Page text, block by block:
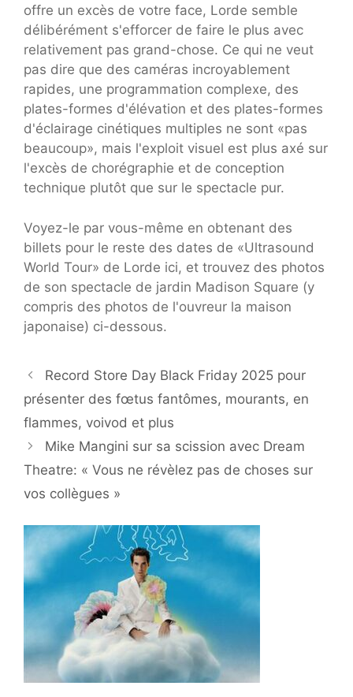
offre un excès de votre face, Lorde semble
délibérément s'efforcer de faire le plus avec
relativement pas grand-chose. Ce qui ne veut
pas dire que des caméras incroyablement
rapides, une programmation complexe, des
plates-formes d'élévation et des plates-formes
d'éclairage cinétiques multiples ne sont «pas
beaucoup», mais l'exploit visuel est plus axé sur
l'excès de chorégraphie et de conception
technique plutôt que sur le spectacle pur.
Voyez-le par vous-même en obtenant des
billets pour le reste des dates de «Ultrasound
World Tour» de Lorde ici, et trouvez des photos
de son spectacle de jardin Madison Square (y
compris des photos de l'ouvreur la maison
japonaise) ci-dessous.
Record Store Day Black Friday 2025 pour
présenter des fœtus fantômes, mourants, en
flammes, voivod et plus
Mike Mangini sur sa scission avec Dream
Theatre: « Vous ne révèlez pas de choses sur
vos collègues »